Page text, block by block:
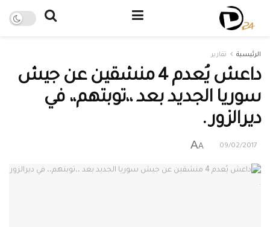
الرئيسية تقارير
داعش يُعدم 4 منشقين عن جيش
سوريا الجديد بعد ،،توبتهم،، في
ديرالزور .
09/02/2017
A
A